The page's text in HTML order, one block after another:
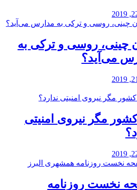
چینی، روسی و ترکی به
می‌آید؟
کشور مگر نیروی امنیتی
نخست روزنامه‌